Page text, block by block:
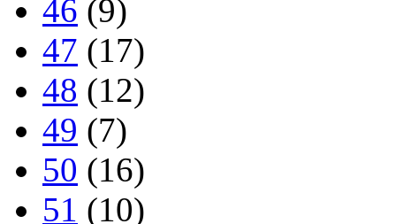
46 (9)
47 (17)
48 (12)
49 (7)
50 (16)
51 (10)